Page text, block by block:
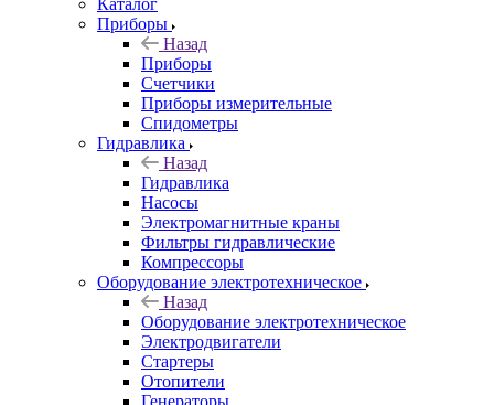
Каталог
Приборы
Назад
Приборы
Счетчики
Приборы измерительные
Спидометры
Гидравлика
Назад
Гидравлика
Насосы
Электромагнитные краны
Фильтры гидравлические
Компрессоры
Оборудование электротехническое
Назад
Оборудование электротехническое
Электродвигатели
Стартеры
Отопители
Генераторы